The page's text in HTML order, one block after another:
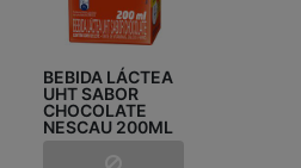
BEBIDA LÁCTEA
UHT SABOR
CHOCOLATE
NESCAU 200ML